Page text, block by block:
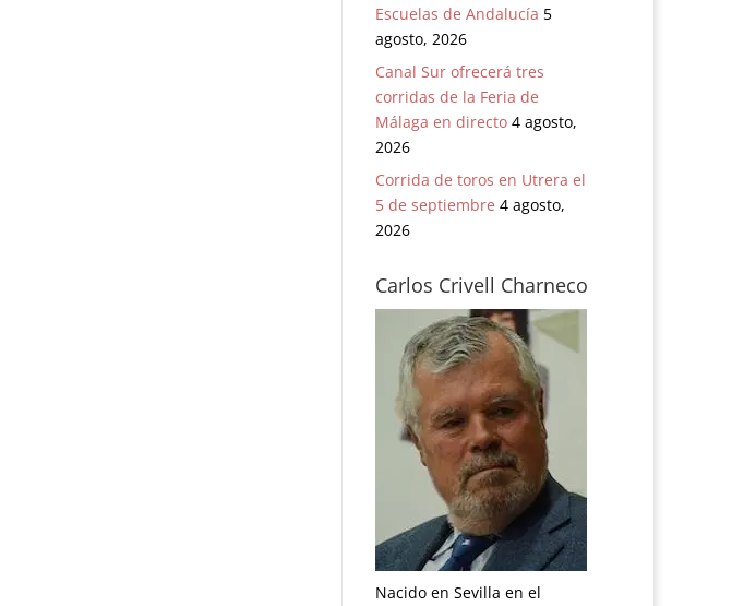
Escuelas de Andalucía 5
agosto, 2026
Canal Sur ofrecerá tres
corridas de la Feria de
Málaga en directo 4 agosto,
2026
Corrida de toros en Utrera el
5 de septiembre 4 agosto,
2026
Carlos Crivell Charneco
Nacido en Sevilla en el